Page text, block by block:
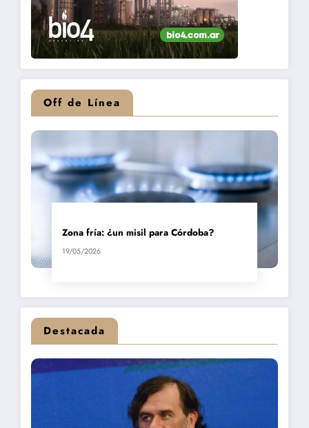
Off de Línea
Zona fría: ¿un misil para Córdoba?
19/05/2026
Destacada